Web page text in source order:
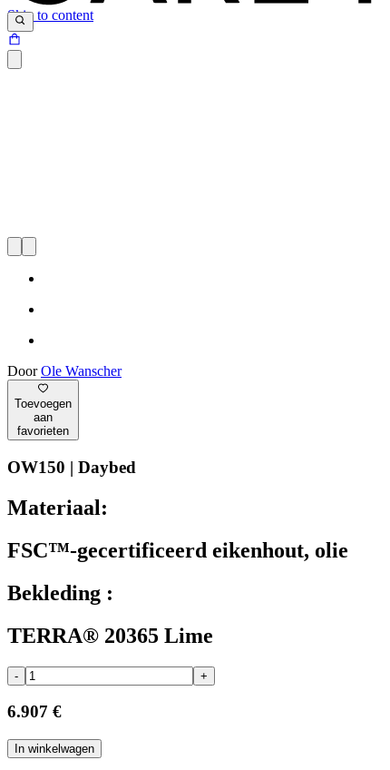
Skip to content
DoorOle Wanscher
Toevoegen
aan
favorieten
OW150 | Daybed
Materiaal:
FSC™-gecertificeerd eikenhout, olie
Bekleding :
TERRA® 20365 Lime
- +
6.907 €
In winkelwagen